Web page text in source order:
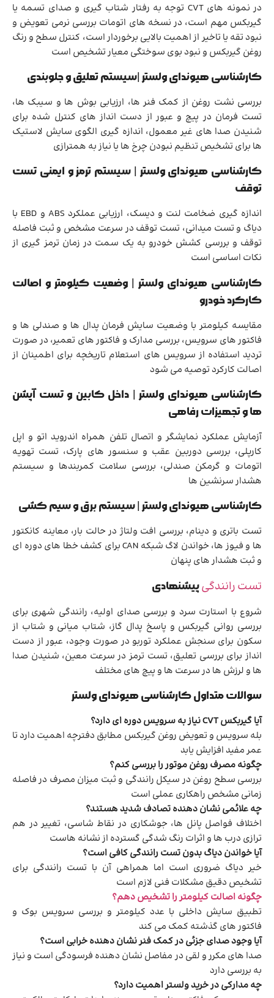
در نمونه های CVT توجه به رفتار شتاب گیری و صدای تسمه یا
گیربکس مهم است، در نسخه های اتومات بررسی نرمی تعویض و
نبود تقه یا تاخیر از اهمیت بالایی برخوردار است، کنترل سطح و رنگ
روغن گیربکس و نبود بوی سوختگی معیار تشخیص است
کارشناسی هیوندای ولستر |سیستم تعلیق و جلوبندی
بررسی نشت روغن از کمک فنر ها، ارزیابی بوش ها و سیبک ها،
تست فرمان در پیچ و عبور از دست انداز های کنترل شده برای
شنیدن صدا های غیر معمول، اندازه گیری الگوی سایش لاستیک
ها برای تشخیص تنظیم نبودن چرخ ها یا نیاز به همترازی
کارشناسی هیوندای ولستر | سیستم ترمز و ایمنی تست
توقف
اندازه گیری ضخامت لنت و دیسک، ارزیابی عملکرد ABS و EBD با
دیاگ و تست میدانی، تست توقف در سرعت مشخص و ثبت فاصله
توقف و بررسی کشش خودرو به یک سمت در زمان ترمز گیری از
نکات اساسی است
کارشناسی هیوندای ولستر | وضعیت کیلومتر و اصالت
کارکرد خودرو
مقایسه کیلومتر با وضعیت سایش فرمان پدال ها و صندلی ها و
فاکتور های سرویس، بررسی مدارک و فاکتور های تعمیر، در صورت
تردید استفاده از سرویس های استعلام تاریخچه برای اطمینان از
اصالت کارکرد توصیه می شود
کارشناسی هیوندای ولستر | داخل کابین و تست آپشن
ها و تجهیزات رفاهی
آزمایش عملکرد نمایشگر و اتصال تلفن همراه اندروید اتو و اپل
کارپلی، بررسی دوربین عقب و سنسور های پارک، تست تهویه
اتومات و گرمکن صندلی، بررسی سلامت کمربندها و سیستم
هشدار سرنشین ها
کارشناسی هیوندای ولستر | سیستم برق و سیم کشی
تست باتری و دینام، بررسی افت ولتاژ در حالت بار، معاینه کانکتور
ها و فیوز ها، خواندن لاگ شبکه CAN برای کشف خطا های دوره ای
و ثبت هشدار های پنهان
تست رانندگیپیشنهادی
شروع با استارت سرد و بررسی صدای اولیه، رانندگی شهری برای
بررسی روانی گیربکس و پاسخ پدال گاز، شتاب میانی و شتاب از
سکون برای سنجش عملکرد توربو در صورت وجود، عبور از دست
انداز برای بررسی تعلیق، تست ترمز در سرعت معین، شنیدن صدا
ها و لرزش ها در سرعت ها و پیچ های مختلف
سوالات متداول کارشناسی هیوندای ولستر
آیا گیربکس CVT نیاز به سرویس دوره ای دارد؟
بله سرویس و تعویض روغن گیربکس مطابق دفترچه اهمیت دارد تا
عمر مفید افزایش یابد
چگونه مصرف روغن موتور را بررسی کنم؟
بررسی سطح روغن در سیکل رانندگی و ثبت میزان مصرف در فاصله
زمانی مشخص راهکاری عملی است
چه علائمی نشان دهنده تصادف شدید هستند؟
اختلاف فواصل پانل ها، جوشکاری در نقاط شاسی، تغییر در هم
ترازی درب ها و اثرات رنگ شدگی گسترده از نشانه هاست
آیا خواندن دیاگ بدون تست رانندگی کافی است؟
خیر دیاگ ضروری است اما همراهی آن با تست رانندگی برای
تشخیص دقیق مشکلات فنی لازم است
چگونه اصالت کیلومتر را تشخیص دهم؟
تطبیق سایش داخلی با عدد کیلومتر و بررسی سرویس بوک و
فاکتور های گذشته کمک می کند
آیا وجود صدای جزئی در کمک فنر نشان دهنده خرابی است؟
صدا های مکرر و لقی در مفاصل نشان دهنده فرسودگی است و نیاز
به بررسی دارد
چه مدارکی در خرید ولستر اهمیت دارد؟